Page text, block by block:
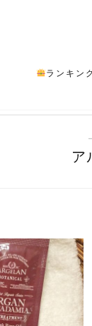
ランキン
ア